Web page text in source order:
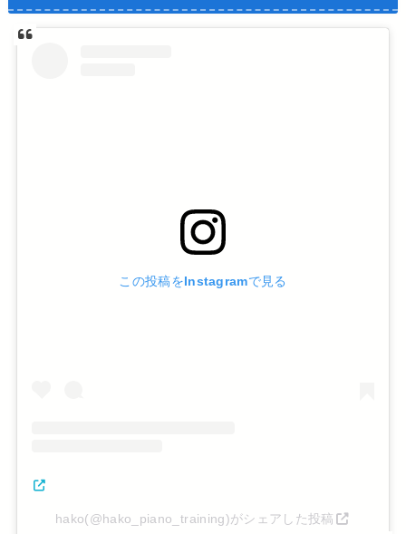
この投稿をInstagramで見る
hako(@hako_piano_training)がシェアした投稿